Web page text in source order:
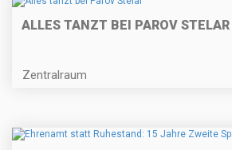
ALLES TANZT BEI PAROV STELAR
Zentralraum